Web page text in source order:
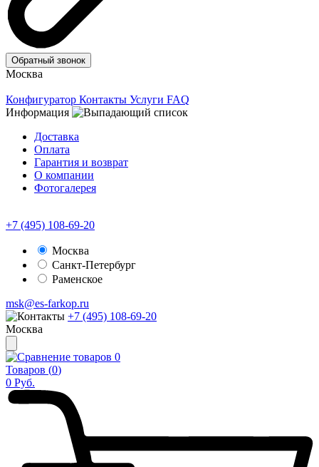
Обратный звонок
Москва
Конфигуратор Контакты Услуги FAQ
Информация
Доставка
Оплата
Гарантия и возврат
О компании
Фотогалерея
+7 (495) 108-69-20
Москва
Санкт-Петербург
Раменское
msk@es-farkop.ru
+7 (495) 108-69-20
Москва
0
Товаров (0)
0 Руб.